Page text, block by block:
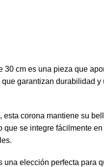
30 cm es una pieza que
garantizan durabilidad
corona mantiene su
que se integre fácilmente
una elección perfecta para